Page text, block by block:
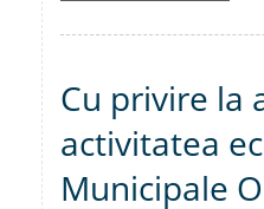
Cu privire la
activitatea
Municipale